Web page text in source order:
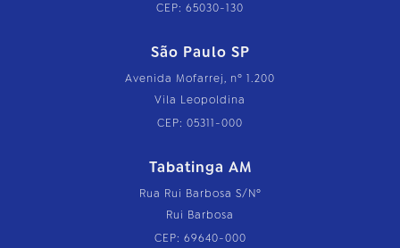
CEP: 65030-130
São Paulo SP
Avenida Mofarrej, nº 1.200
Vila Leopoldina
CEP: 05311-000
Tabatinga AM
Rua Rui Barbosa S/Nº
Rui Barbosa
CEP: 69640-000